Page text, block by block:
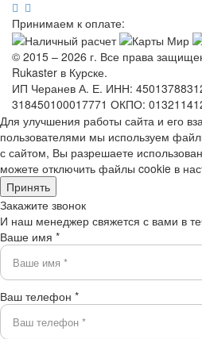
Принимаем к оплате:
© 2015 – 2026 г. Все права
Rukaster в Курске.
ИП Черанев А. Е. ИНН:
318450100017771 ОКПО:
Для улучшения работы сайта и его
пользователями мы используем
с сайтом, Вы разрешаете
можете отключить файлы cookie в
Принять
Закажите звонок
И наш менеджер свяжется с вами в
Ваше имя *
Ваш телефон *